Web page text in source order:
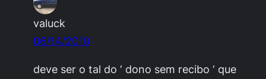
valuck
06/14/2010
deve ser o tal do ‘ dono sem recibo ‘ que